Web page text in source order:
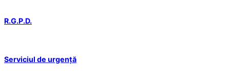
R.G.P.D.
Serviciul de urgență